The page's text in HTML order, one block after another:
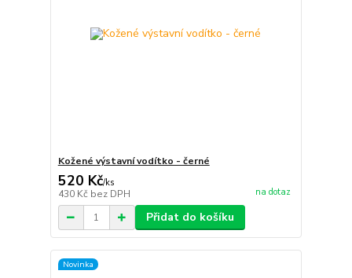
Kožené výstavní vodítko - černé
520 Kč/ks
430 Kč bez DPH na dotaz
Přidat do košíku
Novinka